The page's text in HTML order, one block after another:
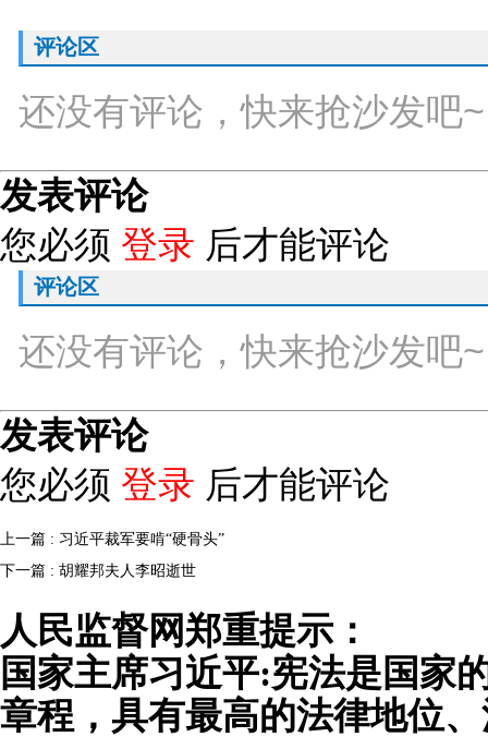
评论区
还没有评论，快来抢沙发吧~
发表评论
您必须 登录 后才能评论
评论区
还没有评论，快来抢沙发吧~
发表评论
您必须 登录 后才能评论
上一篇 : 习近平裁军要啃“硬骨头”
下一篇 : 胡耀邦夫人李昭逝世
人民监督网郑重提示：
国家主席习近平:宪法是国家
章程，具有最高的法律地位